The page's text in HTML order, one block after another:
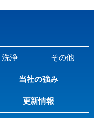
洗浄 その他
当社の強み
更新情報